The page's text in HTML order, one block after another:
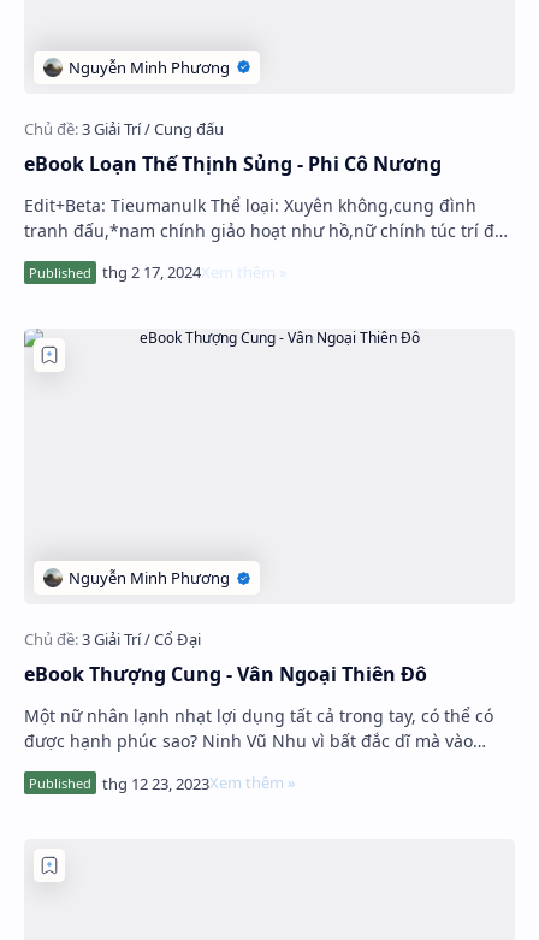
eBook Loạn Thế Thịnh Sủng - Phi Cô Nương
Edit+Beta: Tieumanulk Thể loại: Xuyên không,cung đình
tranh đấu,*nam chính giảo hoạt như hồ,nữ chính túc trí đa
eBook Thượng Cung - Vân Ngoại Thiên Đô
Một nữ nhân lạnh nhạt lợi dụng tất cả trong tay, có thể có
được hạnh phúc sao? Ninh Vũ Nhu vì bất đắc dĩ mà vào
cung, chẳng hề khát vọng …